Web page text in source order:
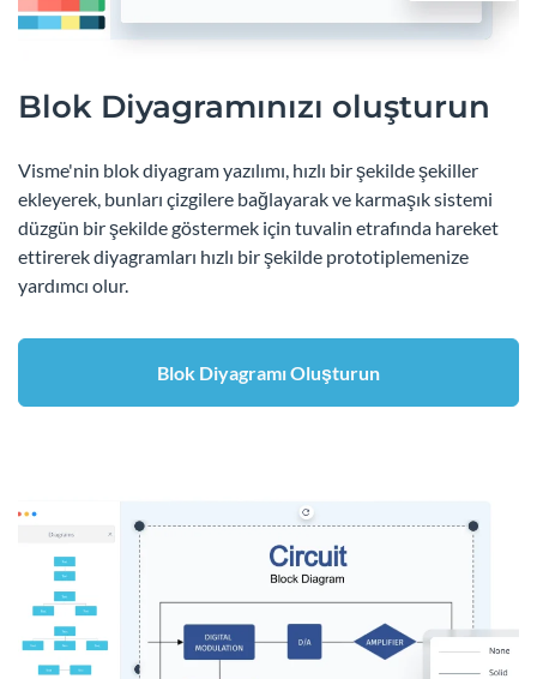
Blok Diyagramınızı oluşturun
Visme'nin blok diyagram yazılımı, hızlı bir şekilde şekiller
ekleyerek, bunları çizgilere bağlayarak ve karmaşık sistemi
düzgün bir şekilde göstermek için tuvalin etrafında hareket
ettirerek diyagramları hızlı bir şekilde prototiplemenize
yardımcı olur.
Blok Diyagramı Oluşturun